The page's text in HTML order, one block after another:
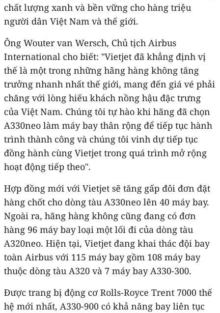
chất lượng xanh và bền vững cho hàng triệu
người dân Việt Nam và thế giới.
Ông Wouter van Wersch, Chủ tịch Airbus
International cho biết: "Vietjet đã khẳng định vị
thế là một trong những hãng hàng không tăng
trưởng nhanh nhất thế giới, mang đến giá vé phải
chăng với lòng hiếu khách nồng hậu đặc trưng
của Việt Nam. Chúng tôi tự hào khi hãng đã chọn
A330neo làm máy bay thân rộng để tiếp tục hành
trình thành công và chúng tôi vinh dự tiếp tục
đồng hành cùng Vietjet trong quá trình mở rộng
hoạt động tiếp theo".
Hợp đồng mới với Vietjet sẽ tăng gấp đôi đơn đặt
hàng chốt cho dòng tàu A330neo lên 40 máy bay.
Ngoài ra, hãng hàng không cũng đang có đơn
hàng 96 máy bay loại một lối đi của dòng tàu
A320neo. Hiện tại, Vietjet đang khai thác đội bay
toàn Airbus với 115 máy bay gồm 108 máy bay
thuộc dòng tàu A320 và 7 máy bay A330-300.
Được trang bị động cơ Rolls-Royce Trent 7000 thế
hệ mới nhất, A330-900 có khả năng bay liên tục